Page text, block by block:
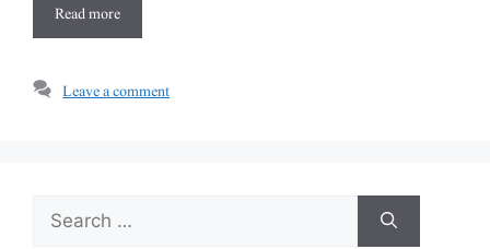
Read more
Leave a comment
Search
for: